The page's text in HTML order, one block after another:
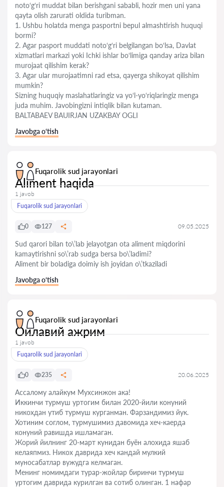
noto‘g‘ri muddat bilan berishgani sababli, hozir men uni yana
qayta olish zarurati oldida turibman.
1. Ushbu holatda menga pasportni bepul almashtirish huquqi
bormi?
2. Agar pasport muddati noto‘g‘ri belgilangan bo‘lsa, Davlat
xizmatlari markazi yoki Ichki ishlar bo‘limiga qanday ariza bilan
murojaat qilishim kerak?
3. Agar ular murojaatimni rad etsa, qayerga shikoyat qilishim
mumkin?
Sizning huquqiy maslahatlaringiz va yo‘l-yo‘riqlaringiz menga
juda muhim. Javobingizni intiqlik bilan kutaman.
BALTABAEV BAUIRJAN UZAKBAY OGLI
Javobga o‘tish
Fuqarolik sud jarayonlari
Aliment haqida
1 javob
Fuqarolik sud jarayonlari
0 127 09.05.2025
Sud qarori bilan to\’lab jelayotgan ota aliment miqdorini
kamaytirishni so\’rab sudga bersa bo\’ladimi?
Aliment bir boladiga doimiy ish joyidan o\’tkaziladi
Javobga o‘tish
Fuqarolik sud jarayonlari
Оилавий ажрим
1 javob
Fuqarolik sud jarayonlari
0 235 20.06.2025
Ассалому алайкум Мухсинжон ака!
Иккинчи турмуш уртогим билан 2020-йили конуний
никохдан утиб турмуш курганман. Фарзандимиз йук.
Хотиним соглом, турмушимиз давомида хеч-каерда
конуний равишда ишламаган.
Жорий йилнинг 20-март кунидан буён алохида яшаб
келаяпмиз. Никох даврида хеч кандай мулкий
муносабатлар вужудга келмаган.
Менинг номимдаги турар-жойлар биринчи турмуш
уртогим даврида курилган ва сотиб олинган. 1 нафар